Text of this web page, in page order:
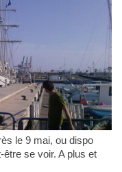
le 9 mai, ou dispo
se voir. A plus et